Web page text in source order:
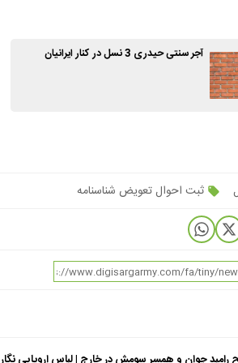
آجر سنتی حیدری 3 نسل در کنار ایرانیان
ثبت احوال تعویض شناسنامه